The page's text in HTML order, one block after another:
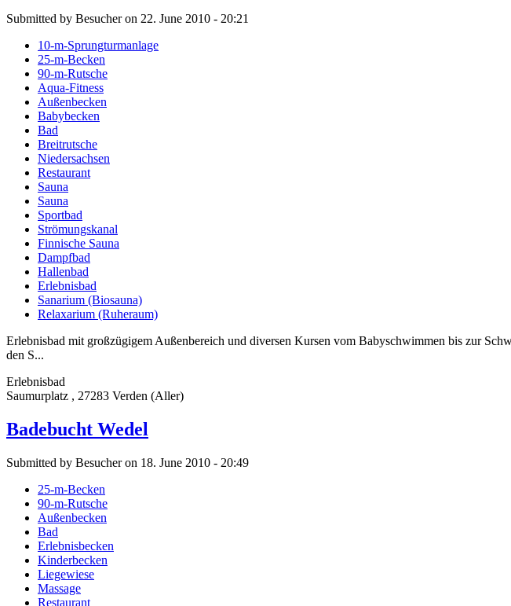
Submitted by Besucher on 22. June 2010 - 20:21
10-m-Sprungturmanlage
25-m-Becken
90-m-Rutsche
Aqua-Fitness
Außenbecken
Babybecken
Bad
Breitrutsche
Niedersachsen
Restaurant
Sauna
Sauna
Sportbad
Strömungskanal
Finnische Sauna
Dampfbad
Hallenbad
Erlebnisbad
Sanarium (Biosauna)
Relaxarium (Ruheraum)
Erlebnisbad mit großzügigem Außenbereich und diversen Kursen vom Babyschwimmen bis zur
den S...
Erlebnisbad
Saumurplatz , 27283 Verden (Aller)
Badebucht Wedel
Submitted by Besucher on 18. June 2010 - 20:49
25-m-Becken
90-m-Rutsche
Außenbecken
Bad
Erlebnisbecken
Kinderbecken
Liegewiese
Massage
Restaurant